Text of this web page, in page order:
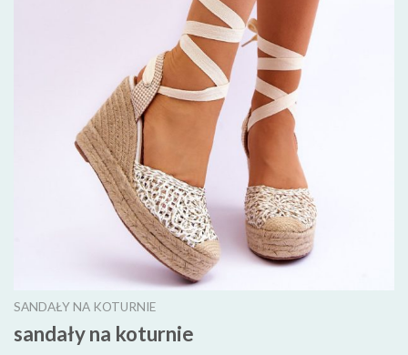
SANDAŁY NA KOTURNIE
sandały na koturnie